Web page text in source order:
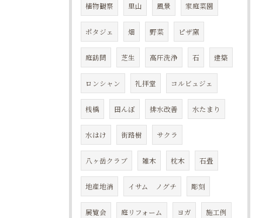
植物観察 里山 風景 家庭菜園
ポタジェ 畑 野菜 ピザ窯
庭訪問 芝生 高圧洗浄 石 建築
ロンシャン 礼拝堂 コルビュジェ
桟橋 田んぼ 排水改善 水たまり
水はけ 街路樹 サクラ
八ヶ岳クラブ 雑木 枕木 石畳
地産地消 イサム ノグチ 彫刻
展覧会 庭リフォーム ヨガ 施工例